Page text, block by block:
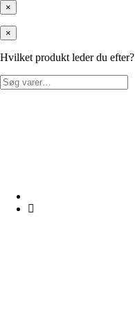
×
×
Hvilket produkt leder du efter?
Søg
efter: